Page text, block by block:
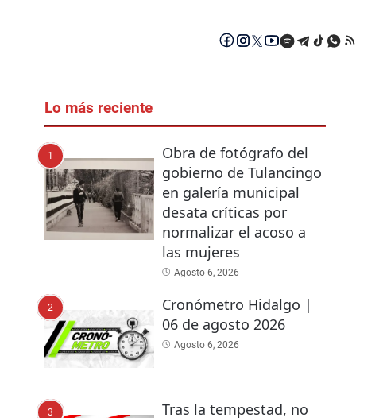
Lo más reciente
1
Obra de fotógrafo del
gobierno de Tulancingo
en galería municipal
desata críticas por
normalizar el acoso a
las mujeres
Agosto 6, 2026
2
Cronómetro Hidalgo |
06 de agosto 2026
Agosto 6, 2026
3
Tras la tempestad, no